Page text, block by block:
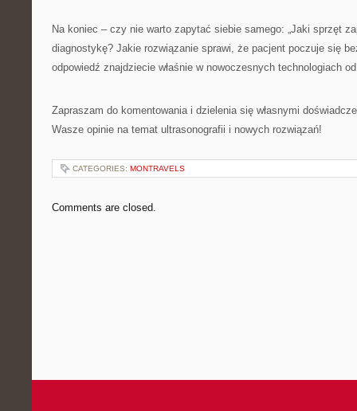
Na koniec – czy nie warto zapytać siebie samego: „Jaki sprzęt
diagnostykę? Jakie rozwiązanie sprawi, że pacjent poczuje się
odpowiedź znajdziecie właśnie w nowoczesnych technologiach
Zapraszam do komentowania i dzielenia się własnymi
Wasze opinie na temat ultrasonografii i nowych rozwiązań!
CATEGORIES: MONTRAVELS
Comments are closed.